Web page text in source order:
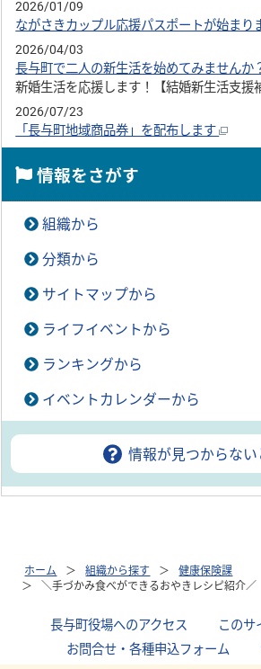
2026/01/09
ながさきカップル応援パスポートが始まり
2026/04/03
長与町で二人の新生活を始めてみませんか
新婚生活を応援します！【結婚新生活支援
2026/07/23
「長与町地域商品券」を配布します
情報をさがす
組織から
分類から
サイトマップから
ライフイベントから
ランキングから
イベントカレンダーから
情報が見つからない
ホーム 組織から探す
健康保険課
＼手づかみ食べができるおやきレシピ紹介／
長与町役場へのアクセス このサ
お問合せ・各種申込フォーム